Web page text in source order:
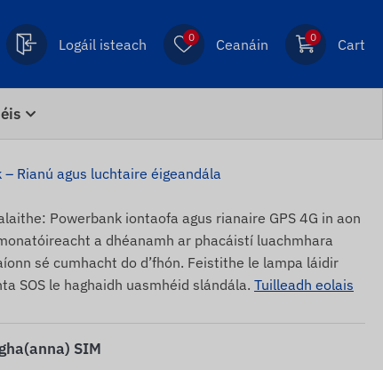
Logáil isteach 0 Ceanáin 0 Cart
Rianú agus luchtaire éigeandála
Powerbank iontaofa agus rianaire GPS 4G in aon
a dhéanamh ar phacáistí luachmhara
sé cumhacht do d’fhón. Feistithe le lampa láidir
SOS le haghaidh uasmhéid slándála. Tuilleadh eolais
SIM